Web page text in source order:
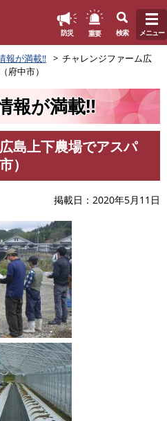
防災 重要 検索 メニュー
報が満載‼
チャレンジファーム広
府中市）
報が満載‼
島上下農場でアスパ
）
掲載日 2020年5月11日